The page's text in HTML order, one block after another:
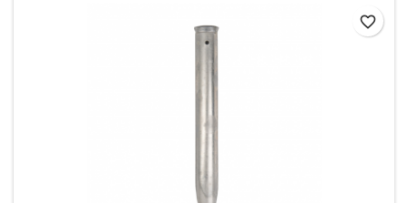
favorite_border